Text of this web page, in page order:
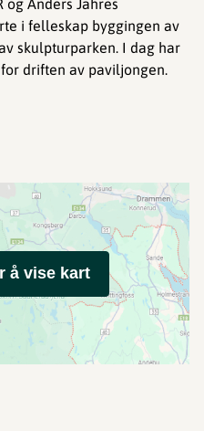
og Anders Jahres
i felleskap byggingen av
skulpturparken. I dag har
driften av paviljongen.
å vise kart